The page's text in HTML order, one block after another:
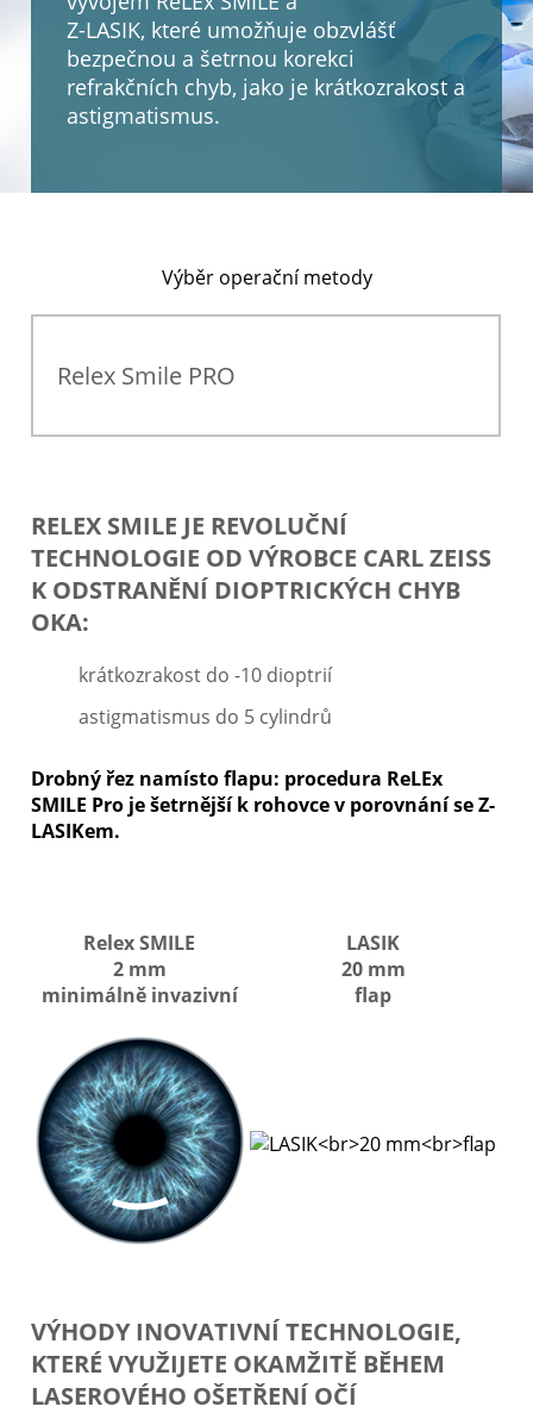
Z-LASIK, které umožňuje obzvlášť
bezpečnou a šetrnou korekci
refrakčních chyb, jako je krátkozrakost a
astigmatismus.
Výběr operační metody
Relex Smile PRO
RELEX SMILE JE REVOLUČNÍ
TECHNOLOGIE OD VÝROBCE CARL ZEISS
K ODSTRANĚNÍ DIOPTRICKÝCH CHYB
OKA:
krátkozrakost do -10 dioptrií
astigmatismus do 5 cylindrů
Drobný řez namísto flapu: procedura ReLEx
SMILE Pro je šetrnější k rohovce v porovnání se Z-
LASIKem.
Relex SMILE
2 mm
minimálně invazivní
LASIK
20 mm
flap
VÝHODY INOVATIVNÍ TECHNOLOGIE,
KTERÉ VYUŽIJETE OKAMŽITĚ BĚHEM
LASEROVÉHO OŠETŘENÍ OČÍ